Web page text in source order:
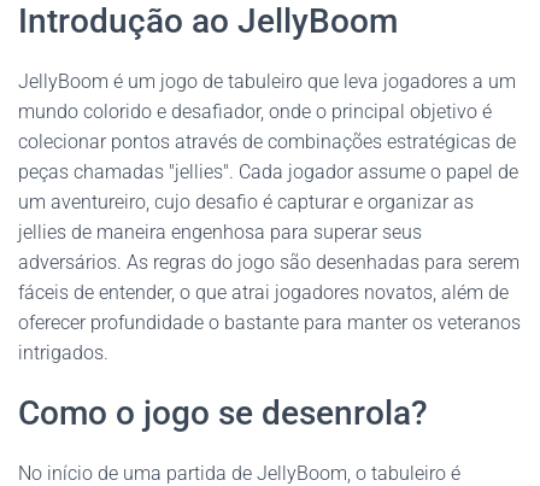
Introdução ao JellyBoom
JellyBoom é um jogo de tabuleiro que leva jogadores a um
mundo colorido e desafiador, onde o principal objetivo é
colecionar pontos através de combinações estratégicas de
peças chamadas "jellies". Cada jogador assume o papel de
um aventureiro, cujo desafio é capturar e organizar as
jellies de maneira engenhosa para superar seus
adversários. As regras do jogo são desenhadas para serem
fáceis de entender, o que atrai jogadores novatos, além de
oferecer profundidade o bastante para manter os veteranos
intrigados.
Como o jogo se desenrola?
No início de uma partida de JellyBoom, o tabuleiro é